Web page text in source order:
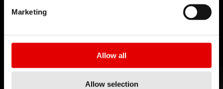
Marketing
Allow all
Allow selection
我们对于工程艺术深信不疑，并为了追求卓越的产品